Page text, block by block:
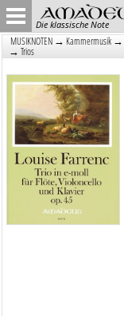
Die klassische Note
MUSIKNOTEN → Kammermusik →
→ Trios